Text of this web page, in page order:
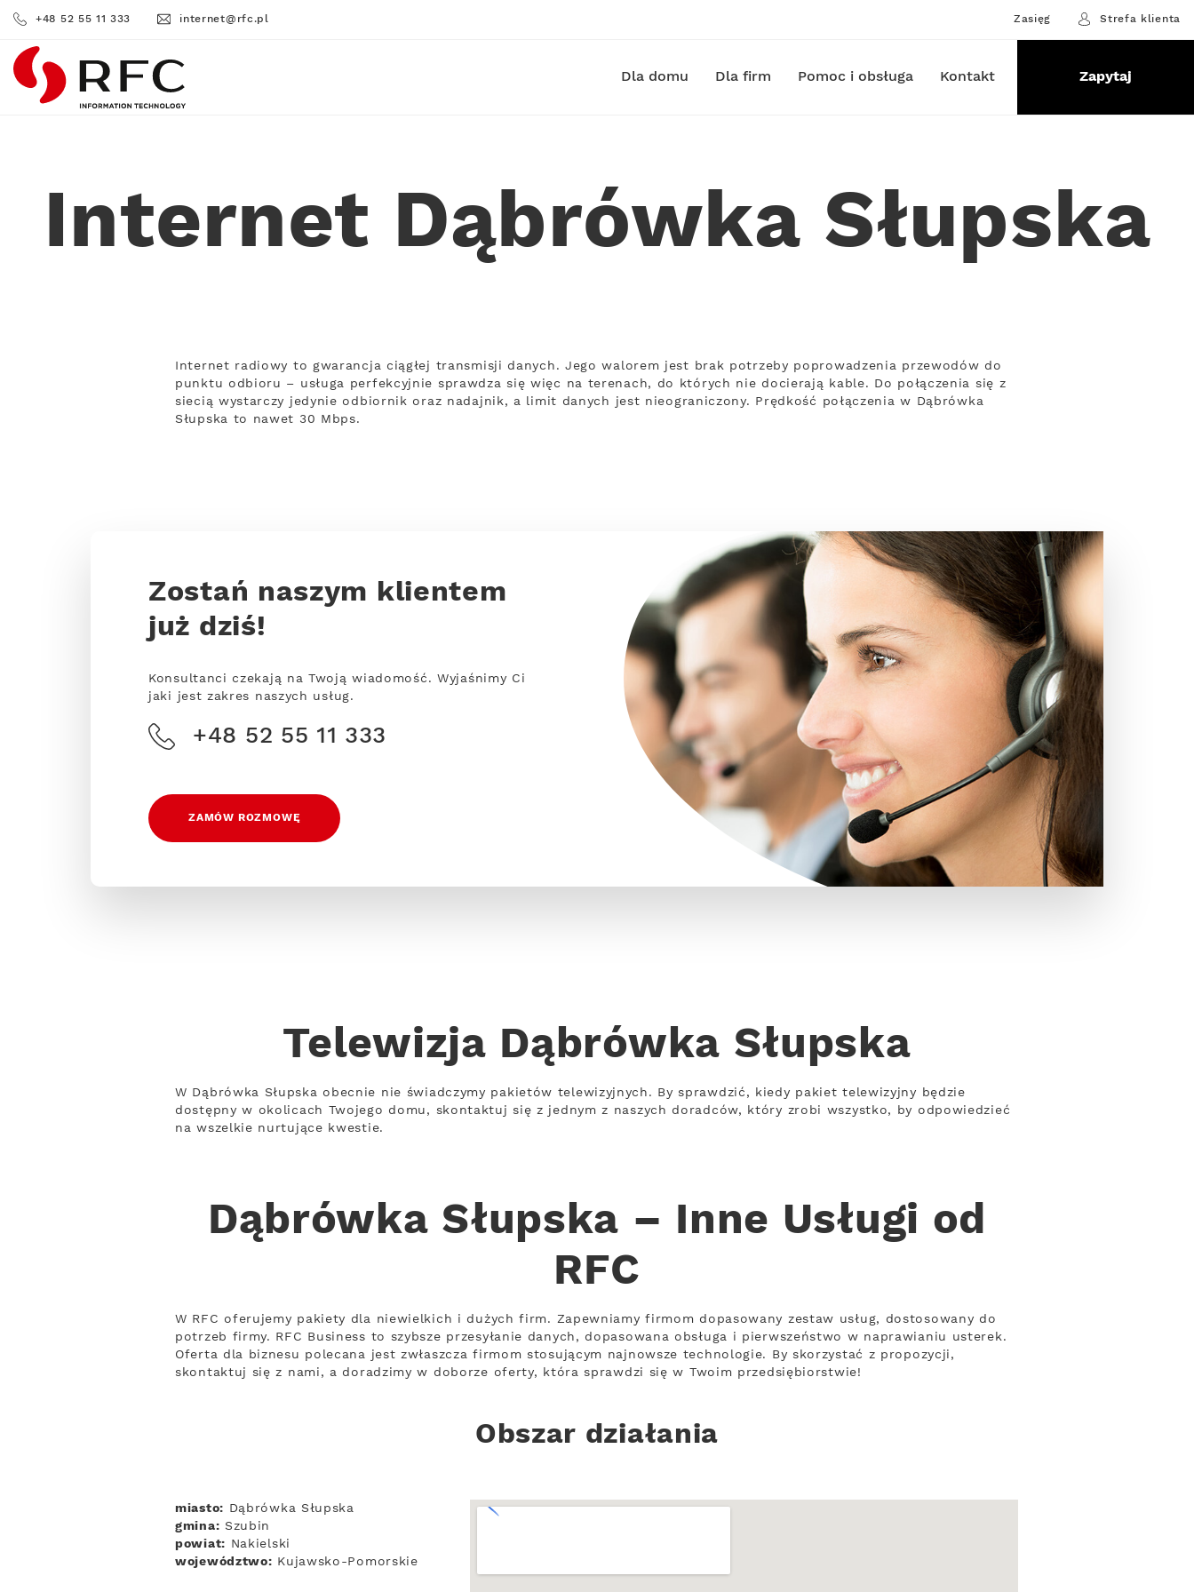
+48 52 55 11 333 internet@rfc.pl Zasięg Strefa klienta
RFC Dla domu Dla firm Pomoc i obsługa Kontakt Zapytaj
Internet Dąbrówka Słupska
Internet radiowy to gwarancja ciągłej transmisji danych. Jego walorem jest brak potrzeby poprowadzenia przewodów do
punktu odbioru – usługa perfekcyjnie sprawdza się więc na terenach, do których nie docierają kable. Do połączenia się z
siecią wystarczy jedynie odbiornik oraz nadajnik, a limit danych jest nieograniczony. Prędkość połączenia w Dąbrówka
Słupska to nawet 30 Mbps.
Zostań naszym klientem
już dziś!
Konsultanci czekają na Twoją wiadomość. Wyjaśnimy Ci
jaki jest zakres naszych usług.
+48 52 55 11 333
ZAMÓW ROZMOWĘ
Telewizja Dąbrówka Słupska
W Dąbrówka Słupska obecnie nie świadczymy pakietów telewizyjnych. By sprawdzić, kiedy pakiet telewizyjny będzie
dostępny w okolicach Twojego domu, skontaktuj się z jednym z naszych doradców, który zrobi wszystko, by odpowiedzieć
na wszelkie nurtujące kwestie.
Dąbrówka Słupska – Inne Usługi od
RFC
W RFC oferujemy pakiety dla niewielkich i dużych firm. Zapewniamy firmom dopasowany zestaw usług, dostosowany do
potrzeb firmy. RFC Business to szybsze przesyłanie danych, dopasowana obsługa i pierwszeństwo w naprawianiu usterek.
Oferta dla biznesu polecana jest zwłaszcza firmom stosującym najnowsze technologie. By skorzystać z propozycji,
skontaktuj się z nami, a doradzimy w doborze oferty, która sprawdzi się w Twoim przedsiębiorstwie!
Obszar działania
miasto: Dąbrówka Słupska
gmina: Szubin
powiat: Nakielski
województwo: Kujawsko-Pomorskie